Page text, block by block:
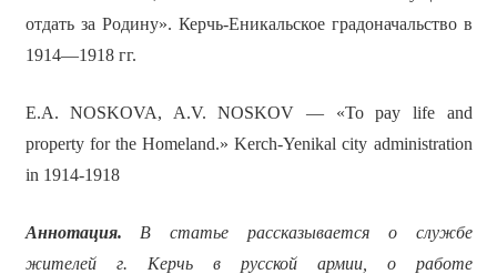
отдать за Родину». Керчь-Еникальское градоначальство в
1914—1918 гг.
E.A. NOSKOVA, A.V. NOSKOV — «To pay life and
property for the Homeland.» Kerch-Yenikal city administration
in 1914-1918
Аннотация. В статье рассказывается о службе
жителей г. Керчь в русской армии, о работе